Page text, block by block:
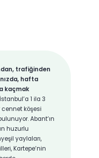
trafiğinden
hafta
kaçmak
1 ila 3
köşesi
Abant’ın
huzurlu
yaylaları,
Kartepe’nin